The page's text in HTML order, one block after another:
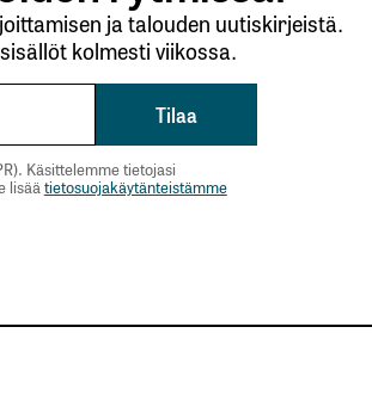
ja talouden uutiskirjeistä.
kolmesti viikossa.
Käsittelemme tietojasi
lisää tietosuojakäytänteistämme